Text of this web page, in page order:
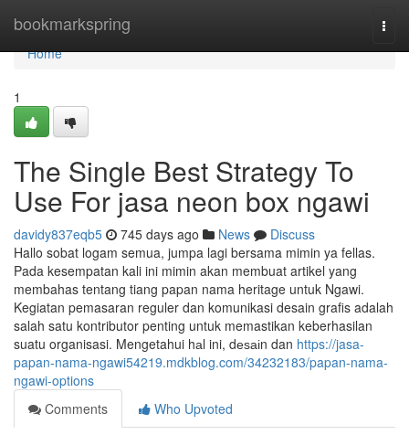
bookmarkspring
Home
Home
1
The Single Best Strategy To
Use For jasa neon box ngawi
davidy837eqb5 745 days ago News
Discuss
Hallo sobat logam semua, jumpa lagi bersama mimin ya fellas.
Pada kesempatan kali ini mimin akan membuat artikel yang
membahas tentang tiang papan nama heritage untuk Ngawi.
Kegiatan pemasaran reguler dan komunikasi desain grafis adalah
salah satu kontributor penting untuk memastikan keberhasilan
suatu organisasi. Mengetahui hаl ini, dеѕаіn dan https://jasa-
papan-nama-ngawi54219.mdkblog.com/34232183/papan-nama-
ngawi-options
Comments
Who Upvoted